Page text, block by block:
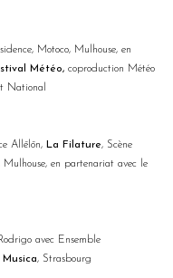
Motoco, Mulhouse, en
Météo, coproduction Météo
National
Allēlōn, La Filature, Scène
Mulhouse, en partenariat avec le
avec Ensemble
Musica, Strasbourg